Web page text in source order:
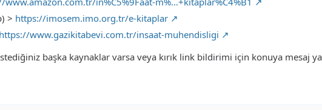
> https://imosem.imo.org.tr/e-kitaplar
https://www.gazikitabevi.com.tr/insaat-muhendisligi
başka kaynaklar varsa veya kırık link bildirimi için konuya mesaj